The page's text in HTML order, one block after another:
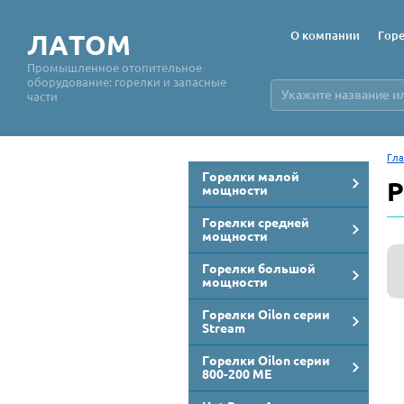
ЛАТОМ
Промышленное отопительное
оборудование: горелки и запасные
части
О компании
Горелки малой
мощности
Горелки средней
мощности
Горелки большой
мощности
Горелки Oilon серии
Stream
Горелки Oilon серии
800-200 ME